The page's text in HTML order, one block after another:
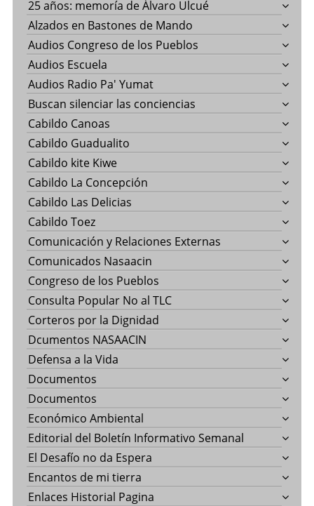
25 años: memoría de Álvaro Ulcué
Alzados en Bastones de Mando
Audios Congreso de los Pueblos
Audios Escuela
Audios Radio Pa' Yumat
Buscan silenciar las conciencias
Cabildo Canoas
Cabildo Guadualito
Cabildo kite Kiwe
Cabildo La Concepción
Cabildo Las Delicias
Cabildo Toez
Comunicación y Relaciones Externas
Comunicados Nasaacin
Congreso de los Pueblos
Consulta Popular No al TLC
Corteros por la Dignidad
Dcumentos NASAACIN
Defensa a la Vida
Documentos
Documentos
Económico Ambiental
Editorial del Boletín Informativo Semanal
El Desafío no da Espera
Encantos de mi tierra
Enlaces Historial Pagina